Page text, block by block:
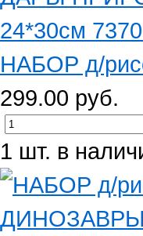
НАБОР д/
299.00 руб.
1 шт. в